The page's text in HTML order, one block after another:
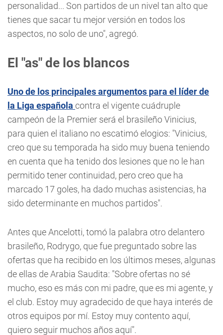
personalidad... Son partidos de un nivel tan alto que
tienes que sacar tu mejor versión en todos los
aspectos, no solo de uno", agregó.
El "as" de los blancos
Uno de los principales argumentos para el líder de
la Liga española contra el vigente cuádruple
campeón de la Premier será el brasileño Vinicius,
para quien el italiano no escatimó elogios: "Vinicius,
creo que su temporada ha sido muy buena teniendo
en cuenta que ha tenido dos lesiones que no le han
permitido tener continuidad, pero creo que ha
marcado 17 goles, ha dado muchas asistencias, ha
sido determinante en muchos partidos".
Antes que Ancelotti, tomó la palabra otro delantero
brasileño, Rodrygo, que fue preguntado sobre las
ofertas que ha recibido en los últimos meses, algunas
de ellas de Arabia Saudita: "Sobre ofertas no sé
mucho, eso es más con mi padre, que es mi agente, y
el club. Estoy muy agradecido de que haya interés de
otros equipos por mí. Estoy muy contento aquí,
quiero seguir muchos años aquí".